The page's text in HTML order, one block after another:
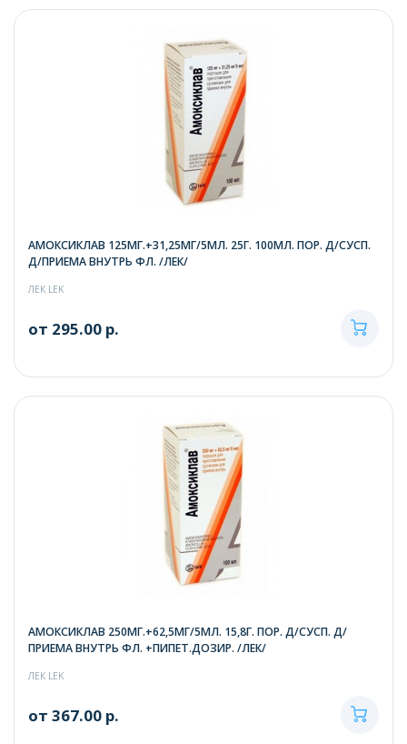
АМОКСИКЛАВ 125МГ.+31,25МГ/5МЛ. 25Г. 100МЛ. ПОР. Д/СУСП.
Д/ПРИЕМА ВНУТРЬ ФЛ. /ЛЕК/
ЛЕК LEK
от 295.00 р.
АМОКСИКЛАВ 250МГ.+62,5МГ/5МЛ. 15,8Г. ПОР. Д/СУСП. Д/
ПРИЕМА ВНУТРЬ ФЛ. +ПИПЕТ.ДОЗИР. /ЛЕК/
ЛЕК LEK
от 367.00 р.